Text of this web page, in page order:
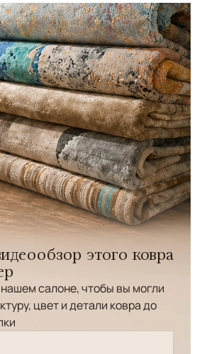
этого ковра
салоне, чтобы вы могли
цвет и детали ковра до